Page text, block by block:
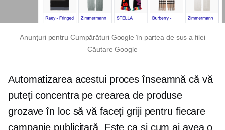
Anunțuri pentru Cumpărături Google în partea de sus a filei
Căutare Google
Automatizarea acestui proces înseamnă că vă
puteți concentra pe crearea de produse
grozave în loc să vă faceți griji pentru fiecare
campanie publicitară. Este ca și cum ai avea o